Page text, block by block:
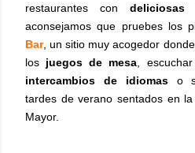
restaurantes con
aconsejamos que pruebes los
Bar, un sitio muy acogedor
los juegos de mesa , escuchar
intercambios de idiomaso
tardes de verano sentados en la
Mayor.